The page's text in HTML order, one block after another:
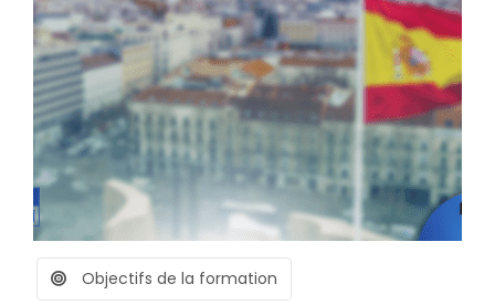
Objectifs de la formation